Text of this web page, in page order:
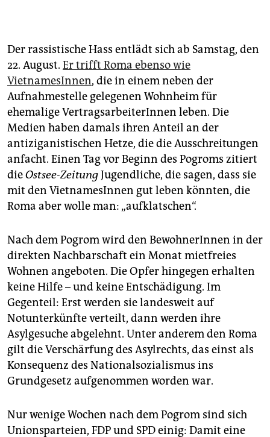
Der rassistische Hass entlädt sich ab Samstag, den
22. August. Er trifft Roma ebenso wie
VietnamesInnen, die in einem neben der
Aufnahmestelle gelegenen Wohnheim für
ehemalige VertragsarbeiterInnen leben. Die
Medien haben damals ihren Anteil an der
antiziganistischen Hetze, die die Ausschreitungen
anfacht. Einen Tag vor Beginn des Pogroms zitiert
dieOstsee-ZeitungJugendliche, die sagen, dass sie
mit den VietnamesInnen gut leben könnten, die
Roma aber wolle man: „aufklatschen“.
Nach dem Pogrom wird den BewohnerInnen in der
direkten Nachbarschaft ein Monat mietfreies
Wohnen angeboten. Die Opfer hingegen erhalten
keine Hilfe – und keine Entschädigung. Im
Gegenteil: Erst werden sie landesweit auf
Notunterkünfte verteilt, dann werden ihre
Asylgesuche abgelehnt. Unter anderem den Roma
gilt die Verschärfung des Asylrechts, das einst als
Konsequenz des Nationalsozialismus ins
Grundgesetz aufgenommen worden war.
Nur wenige Wochen nach dem Pogrom sind sich
Unionsparteien, FDP und SPD einig: Damit eine